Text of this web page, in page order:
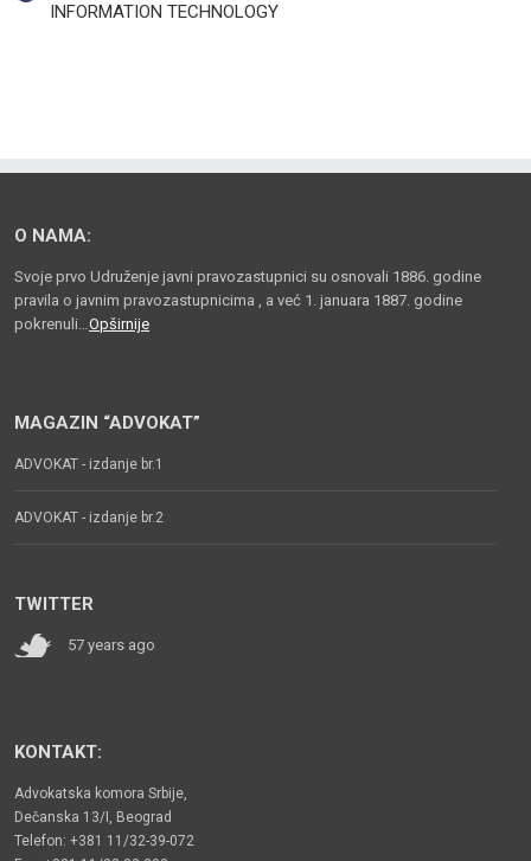
INFORMATION TECHNOLOGY
O NAMA:
Svoje prvo Udruženje javni pravozastupnici su osnovali 1886. godine
pravila o javnim pravozastupnicima , a već 1. januara 1887. godine
pokrenuli…Opširnije
MAGAZIN “ADVOKAT”
ADVOKAT - izdanje br.1
ADVOKAT - izdanje br.2
TWITTER
57 years ago
KONTAKT:
Advokatska komora Srbije,
Dečanska 13/I, Beograd
Telefon: +381 11/32-39-072